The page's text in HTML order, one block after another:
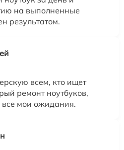
на выполненные
результатом.
всем, кто ищет
ремонт ноутбуков,
все мои ожидания.